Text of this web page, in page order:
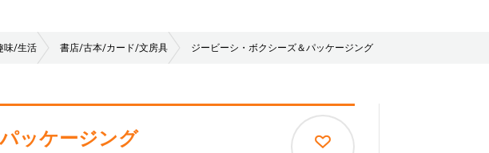
味/生活 書店/古本/カード/文房具 ジービーシ・ボクシーズ＆パッケージング
ッケージング